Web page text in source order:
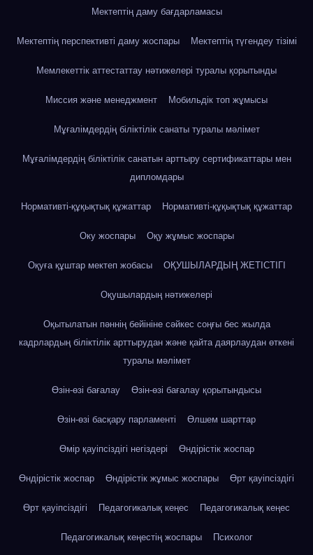
Мектептің даму бағдарламасы
Мектептің перспективті даму жоспары Мектептің түгендеу тізімі
Мемлекеттік аттестаттау нәтижелері туралы қорытынды
Миссия және менеджмент Мобильдік топ жұмысы
Мұғалімдердің біліктілік санаты туралы мәлімет
Мұғалімдердің біліктілік санатын арттыру сертификаттары мен
дипломдары
Нормативті-құқықтық құжаттар Нормативті-құқықтық құжаттар
Оку жоспары Оқу жұмыс жоспары
Оқуға құштар мектеп жобасы ОҚУШЫЛАРДЫҢ ЖЕТІСТІГІ
Оқушылардың нәтижелері
Оқытылатын пәннің бейініне сәйкес соңғы бес жылда
кадрлардың біліктілік арттырудан және қайта даярлаудан өткені
туралы мәлімет
Өзін-өзі бағалау Өзін-өзі бағалау қорытындысы
Өзін-өзі басқару парламенті Өлшем шарттар
Өмір қауіпсіздігі негіздері Өндірістік жоспар
Өндірістік жоспар Өндірістік жұмыс жоспары Өрт қауіпсіздігі
Өрт қауіпсіздігі Педагогикалық кеңес Педагогикалық кеңес
Педагогикалық кеңестің жоспары Психолог